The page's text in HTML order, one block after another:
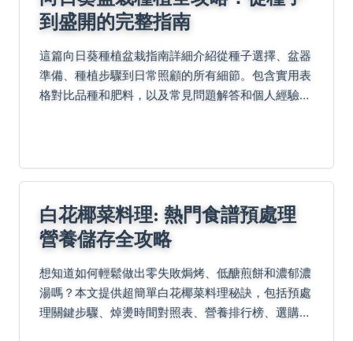
到盛開的完整指南
這篇向日葵種植盆栽指南詳細介紹從種子選擇、盆器
準備、種植步驟到日常照顧的所有細節。包含實用表
格對比品種和肥料，以及常見問題解答和個人經驗分
白花椰菜料理: 熱門食譜預處理
營養儲存全攻略
想知道如何輕鬆做出零失敗焗烤、低醣煎餅和濃郁濃
湯嗎？本文提供超簡單白花椰菜料理秘訣，包括預處
理關鍵步驟、焯燙時間對照表、營養排行榜、選購儲